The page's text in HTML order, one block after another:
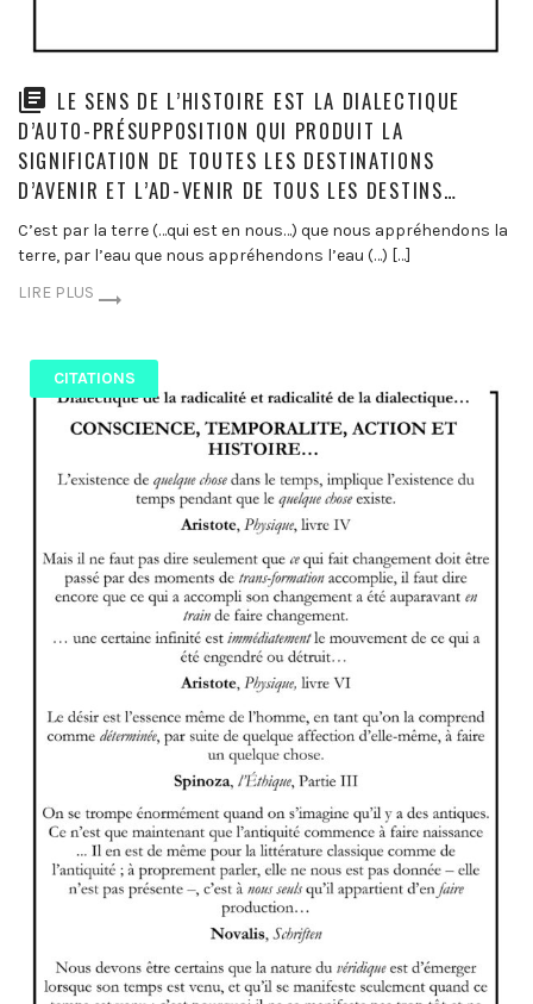
LE SENS DE L’HISTOIRE EST LA DIALECTIQUE
D’AUTO-PRÉSUPPOSITION QUI PRODUIT LA
SIGNIFICATION DE TOUTES LES DESTINATIONS
D’AVENIR ET L’AD-VENIR DE TOUS LES DESTINS…
C’est par la terre (…qui est en nous…) que nous appréhendons la
terre, par l’eau que nous appréhendons l’eau (…) […]
LIRE PLUS
CITATIONS